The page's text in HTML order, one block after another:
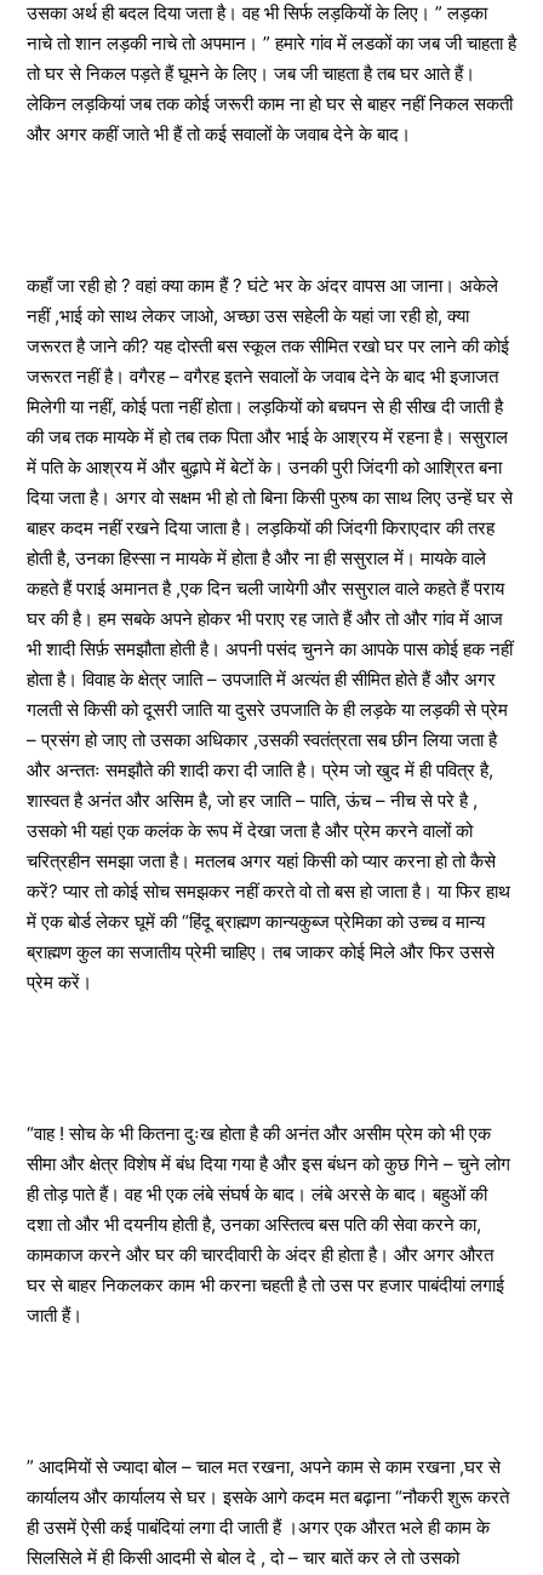
उसका अर्थ ही बदल दिया जता है। वह भी सिर्फ लड़कियों के लिए। ” लड़का
नाचे तो शान लड़की नाचे तो अपमान। ” हमारे गांव में लडकों का जब जी चाहता है
तो घर से निकल पड़ते हैं घूमने के लिए। जब जी चाहता है तब घर आते हैं।
लेकिन लड़कियां जब तक कोई जरूरी काम ना हो घर से बाहर नहीं निकल सकती
और अगर कहीं जाते भी हैं तो कई सवालों के जवाब देने के बाद।
कहाँ जा रही हो ? वहां क्या काम हैं ? घंटे भर के अंदर वापस आ जाना। अकेले
नहीं ,भाई को साथ लेकर जाओ, अच्छा उस सहेली के यहां जा रही हो, क्या
जरूरत है जाने की? यह दोस्ती बस स्कूल तक सीमित रखो घर पर लाने की कोई
जरूरत नहीं है। वगैरह – वगैरह इतने सवालों के जवाब देने के बाद भी इजाजत
मिलेगी या नहीं, कोई पता नहीं होता। लड़कियों को बचपन से ही सीख दी जाती है
की जब तक मायके में हो तब तक पिता और भाई के आश्रय में रहना है। ससुराल
में पति के आश्रय में और बुढ़ापे में बेटों के। उनकी पुरी जिंदगी को आश्रित बना
दिया जता है। अगर वो सक्षम भी हो तो बिना किसी पुरुष का साथ लिए उन्हें घर से
बाहर कदम नहीं रखने दिया जाता है। लड़कियों की जिंदगी किराएदार की तरह
होती है, उनका हिस्सा न मायके में होता है और ना ही ससुराल में। मायके वाले
कहते हैं पराई अमानत है ,एक दिन चली जायेगी और ससुराल वाले कहते हैं पराय
घर की है। हम सबके अपने होकर भी पराए रह जाते हैं और तो और गांव में आज
भी शादी सिर्फ़ समझौता होती है। अपनी पसंद चुनने का आपके पास कोई हक नहीं
होता है। विवाह के क्षेत्र जाति – उपजाति में अत्यंत ही सीमित होते हैं और अगर
गलती से किसी को दूसरी जाति या दुसरे उपजाति के ही लड़के या लड़की से प्रेम
– प्रसंग हो जाए तो उसका अधिकार ,उसकी स्वतंत्रता सब छीन लिया जता है
और अन्ततः समझौते की शादी करा दी जाति है। प्रेम जो खुद में ही पवित्र है,
शास्वत है अनंत और असिम है, जो हर जाति – पाति, ऊंच – नीच से परे है ,
उसको भी यहां एक कलंक के रूप में देखा जता है और प्रेम करने वालों को
चरित्रहीन समझा जता है। मतलब अगर यहां किसी को प्यार करना हो तो कैसे
करें? प्यार तो कोई सोच समझकर नहीं करते वो तो बस हो जाता है। या फिर हाथ
में एक बोर्ड लेकर घूमें की “हिंदू ब्राह्मण कान्यकुब्ज प्रेमिका को उच्च व मान्य
ब्राह्मण कुल का सजातीय प्रेमी चाहिए। तब जाकर कोई मिले और फिर उससे
प्रेम करें।
“वाह ! सोच के भी कितना दुःख होता है की अनंत और असीम प्रेम को भी एक
सीमा और क्षेत्र विशेष में बंध दिया गया है और इस बंधन को कुछ गिने – चुने लोग
ही तोड़ पाते हैं। वह भी एक लंबे संघर्ष के बाद। लंबे अरसे के बाद। बहुओं की
दशा तो और भी दयनीय होती है, उनका अस्तित्व बस पति की सेवा करने का,
कामकाज करने और घर की चारदीवारी के अंदर ही होता है। और अगर औरत
घर से बाहर निकलकर काम भी करना चहती है तो उस पर हजार पाबंदीयां लगाई
जाती हैं।
” आदमियों से ज्यादा बोल – चाल मत रखना, अपने काम से काम रखना ,घर से
कार्यालय और कार्यालय से घर। इसके आगे कदम मत बढ़ाना “नौकरी शुरू करते
ही उसमें ऐसी कई पाबंदियां लगा दी जाती हैं ।अगर एक औरत भले ही काम के
सिलसिले में ही किसी आदमी से बोल दे , दो – चार बातें कर ले तो उसको